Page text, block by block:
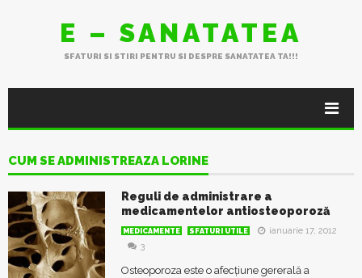
E – SANATATEA
SFATURI SI STIRI PENTRU SI DESPRE SANATATEA TA!!!
CUM SE ADMINISTREAZA LORINE
Reguli de administrare a
medicamentelor antiosteoporoză
MEDICAMENTE SFATURI UTILE
ianuarie 17, 2012
3
Osteoporoza este o afecțiune gererală a